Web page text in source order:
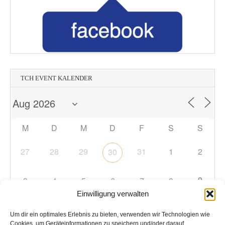
Einwilligung verwalten
Um dir ein optimales Erlebnis zu bieten, verwenden wir Technologien wie
Cookies, um Geräteinformationen zu speichern und/oder darauf
TCH EVENT KALENDER
M D M D F S S
27 28 29 30 31 1 2
3 4 5 6 7 8 9
10 11 12 13 14 15